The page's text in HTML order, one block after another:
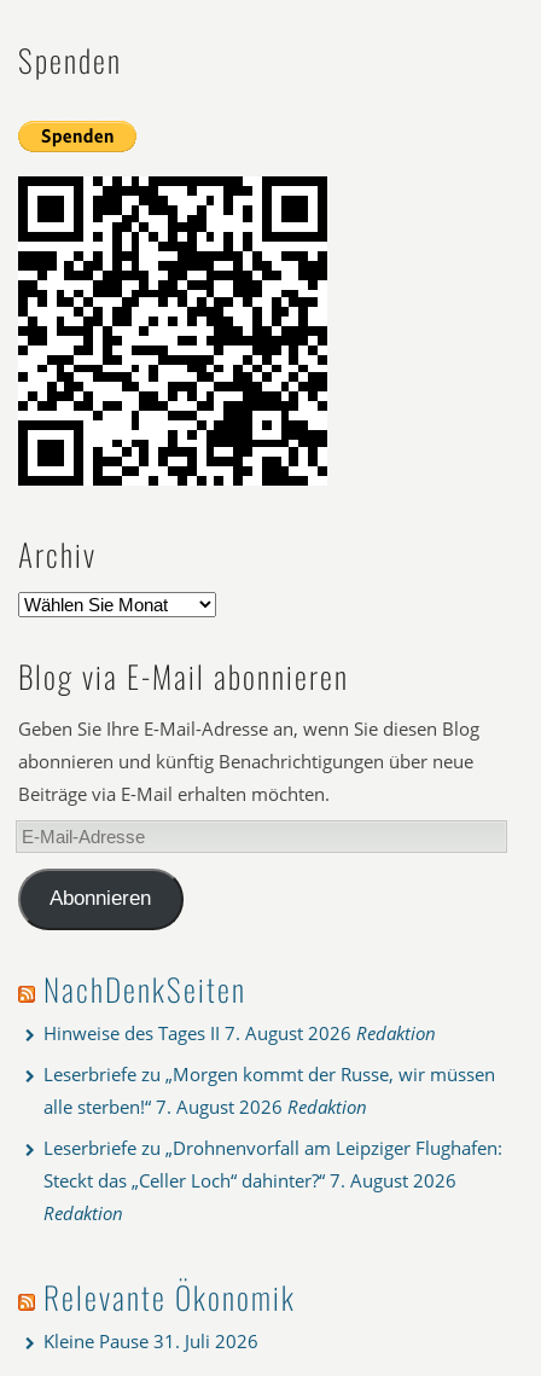
Spenden
Archiv
Blog via E-Mail abonnieren
Geben Sie Ihre E-Mail-Adresse an, wenn Sie diesen Blog
abonnieren und künftig Benachrichtigungen über neue
Beiträge via E-Mail erhalten möchten.
E-
Mail-
AdresseAbonnieren
NachDenkSeiten
Hinweise des Tages II 7. August 2026 Redaktion
Leserbriefe zu „Morgen kommt der Russe, wir müssen
alle sterben!“ 7. August 2026 Redaktion
Leserbriefe zu „Drohnenvorfall am Leipziger Flughafen:
Steckt das „Celler Loch“ dahinter?“ 7. August 2026
Redaktion
Relevante Ökonomik
Kleine Pause 31. Juli 2026